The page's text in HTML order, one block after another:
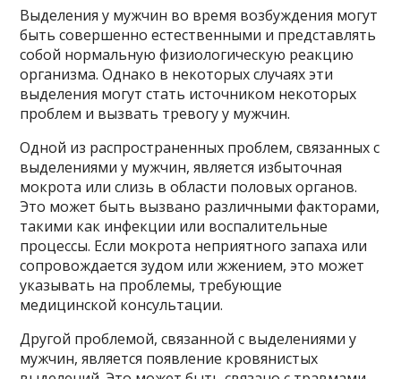
Выделения у мужчин во время возбуждения могут
быть совершенно естественными и представлять
собой нормальную физиологическую реакцию
организма. Однако в некоторых случаях эти
выделения могут стать источником некоторых
проблем и вызвать тревогу у мужчин.
Одной из распространенных проблем, связанных с
выделениями у мужчин, является избыточная
мокрота или слизь в области половых органов.
Это может быть вызвано различными факторами,
такими как инфекции или воспалительные
процессы. Если мокрота неприятного запаха или
сопровождается зудом или жжением, это может
указывать на проблемы, требующие
медицинской консультации.
Другой проблемой, связанной с выделениями у
мужчин, является появление кровянистых